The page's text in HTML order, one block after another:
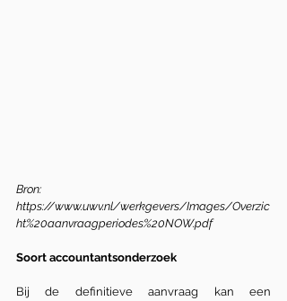
Bron:
https://www.uwv.nl/werkgevers/Images/Overzic
ht%20aanvraagperiodes%20NOW.pdf
Soort accountantsonderzoek
Bij de definitieve aanvraag kan een